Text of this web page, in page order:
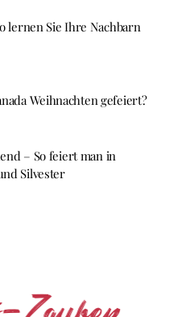
lernen Sie Ihre Nachbarn
Weihnachten gefeiert?
– So feiert man in
Silvester